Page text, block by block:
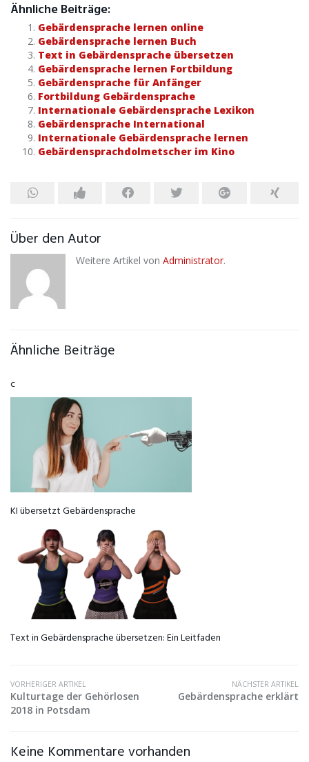
Ähnliche Beiträge:
Gebärdensprache lernen online
Gebärdensprache lernen Buch
Text in Gebärdensprache übersetzen
Gebärdensprache lernen Fortbildung
Gebärdensprache für Anfänger
Fortbildung Gebärdensprache
Internationale Gebärdensprache Lexikon
Gebärdensprache International
Internationale Gebärdensprache lernen
Gebärdensprachdolmetscher im Kino
Über den Autor
Weitere Artikel von Administrator.
Ähnliche Beiträge
c
KI übersetzt Gebärdensprache
Text in Gebärdensprache übersetzen: Ein Leitfaden
VORHERIGER ARTIKEL
Kulturtage der Gehörlosen
2018 in Potsdam
NÄCHSTER ARTIKEL
Gebärdensprache erklärt
Keine Kommentare vorhanden